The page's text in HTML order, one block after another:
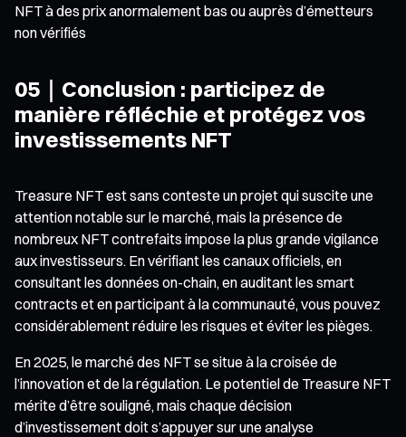
NFT à des prix anormalement bas ou auprès d’émetteurs
non vérifiés
05｜Conclusion : participez de
manière réfléchie et protégez vos
investissements NFT
Treasure NFT est sans conteste un projet qui suscite une
attention notable sur le marché, mais la présence de
nombreux NFT contrefaits impose la plus grande vigilance
aux investisseurs. En vérifiant les canaux officiels, en
consultant les données on-chain, en auditant les smart
contracts et en participant à la communauté, vous pouvez
considérablement réduire les risques et éviter les pièges.
En 2025, le marché des NFT se situe à la croisée de
l’innovation et de la régulation. Le potentiel de Treasure NFT
mérite d’être souligné, mais chaque décision
d’investissement doit s’appuyer sur une analyse